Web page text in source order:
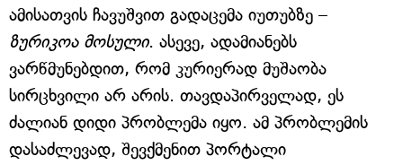
ამისათვის ჩავუშვით გადაცემა იუთუბზე –
ზურიკოა მოსული. ასევე, ადამიანებს
ვარწმუნებდით, რომ კურიერად მუშაობა
სირცხვილი არ არის. თავდაპირველად, ეს
ძალიან დიდი პრობლემა იყო. ამ პრობლემის
დასაძლევად, შევქმენით პორტალი